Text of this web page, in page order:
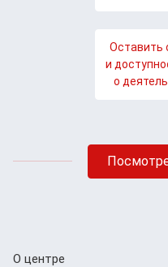
Оставить
и
о
О центре